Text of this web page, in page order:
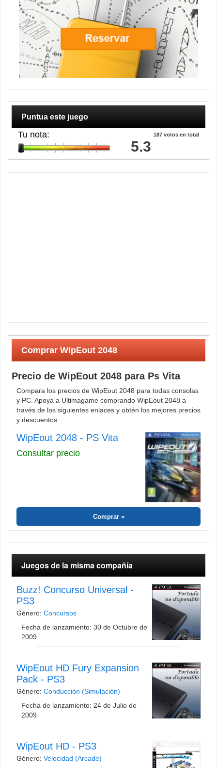
Puntua este juego
187 votos en total
Tu nota:
5.3
Comprar WipEout 2048
Precio de WipEout 2048 para Ps Vita
Compara los precios de WipEout 2048 para todas consolas
y PC. Apoya a Ultimagame comprando WipEout 2048 a
través de los siguientes enlaces y obtén los mejores precios
y descuentos
WipEout 2048 - PS Vita
Consultar precio
Comprar
Juegos de la misma compañía
Buzz! Concurso Universal -
PS3
Género: Concursos
Fecha de lanzamiento: 30 de Octubre de
2009
WipEout HD Fury Expansion
Pack - PS3
Género: Conducción (Simulación)
Fecha de lanzamiento: 24 de Julio de
2009
WipEout HD - PS3
Género: Velocidad (Arcade)